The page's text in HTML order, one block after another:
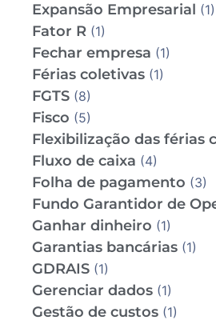
Expansão Empresarial (1)
Fator R (1)
Fechar empresa (1)
Férias coletivas (1)
FGTS (8)
Fisco (5)
Flexibilização das férias
Fluxo de caixa (4)
Folha de pagamento (3)
Fundo Garantidor de
Ganhar dinheiro (1)
Garantias bancárias (1)
GDRAIS (1)
Gerenciar dados (1)
Gestão de custos (1)